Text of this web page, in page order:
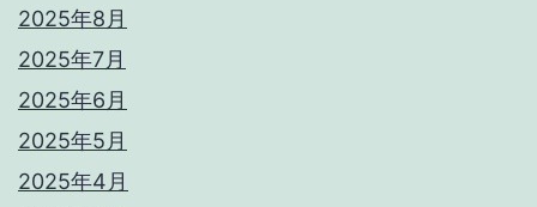
2025年8月
2025年7月
2025年6月
2025年5月
2025年4月